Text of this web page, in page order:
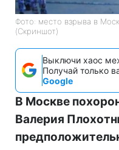
Фото: место взрыва в
(Скриншот)
Выключи хаос
Получай только
Google
В Москве
Валерия